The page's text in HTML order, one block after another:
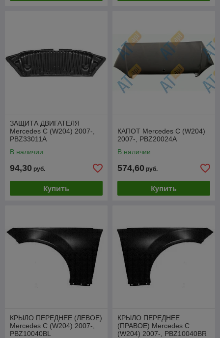
ЗАЩИТА ДВИГАТЕЛЯ
Mercedes C (W204) 2007-,
PBZ33011A
В наличии
94,30 руб.
Купить
КАПОТ Mercedes C (W204)
2007-, PBZ20024A
В наличии
574,60 руб.
Купить
КРЫЛО ПЕРЕДНЕЕ (ЛЕВОЕ)
Mercedes C (W204) 2007-,
PBZ10040BL
КРЫЛО ПЕРЕДНЕЕ
(ПРАВОЕ) Mercedes C
(W204) 2007-, PBZ10040BR